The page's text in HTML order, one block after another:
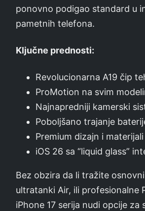
ponovno podigao standard u
pametnih telefona.
Ključne prednosti:
Revolucionarna A19 čip
ProMotion na svim
Najnapredniji kamerski
Poboljšano trajanje
Premium dizajn i materijali
iOS 26 sa “liquid glass”
Bez obzira da li tražite
ultratanki Air, ili profesionalne
iPhone 17 serija nudi opcije za